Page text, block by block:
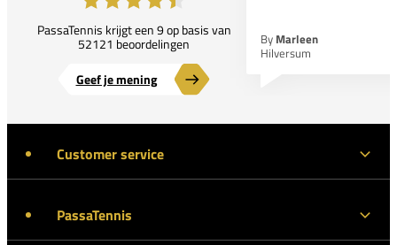
PassaTennis krijgt een 9 op basis van
52121 beoordelingen
Geef je mening
By Marleen
Hilversum
Customer service
PassaTennis